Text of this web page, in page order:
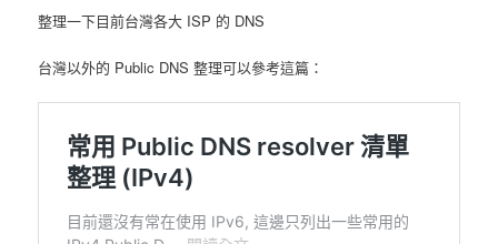
整理一下目前台灣各大 ISP 的 DNS
台灣以外的 Public DNS 整理可以參考這篇：